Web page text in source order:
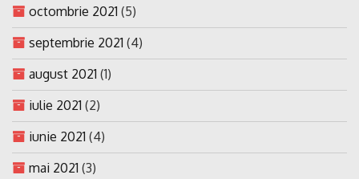
octombrie 2021 (5)
septembrie 2021 (4)
august 2021 (1)
iulie 2021 (2)
iunie 2021 (4)
mai 2021 (3)